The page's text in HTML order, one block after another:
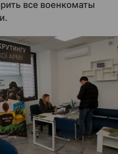
все военкоматы